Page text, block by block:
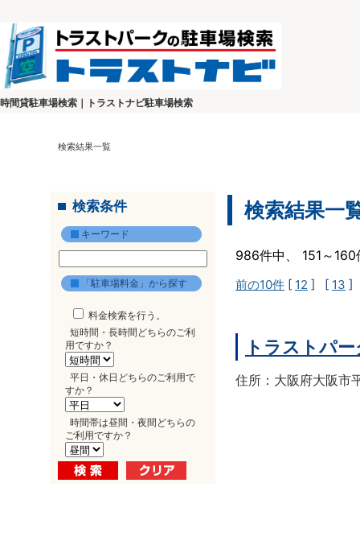
時間貸駐車場検索｜トラストナビ駐車場検索
検索結果一覧
検索条件
キーワード
「駐車場料金」から探す
料金検索を行う。
短時間・長時間どちらのご利
用ですか？
平日・休日どちらのご利用で
すか？
時間帯は昼間・夜間どちらの
ご利用ですか？
検索結果一
986件中、 151～
前の10件 [ 12 ] [ 13 ]
トラストパ
住所：大阪府大阪市